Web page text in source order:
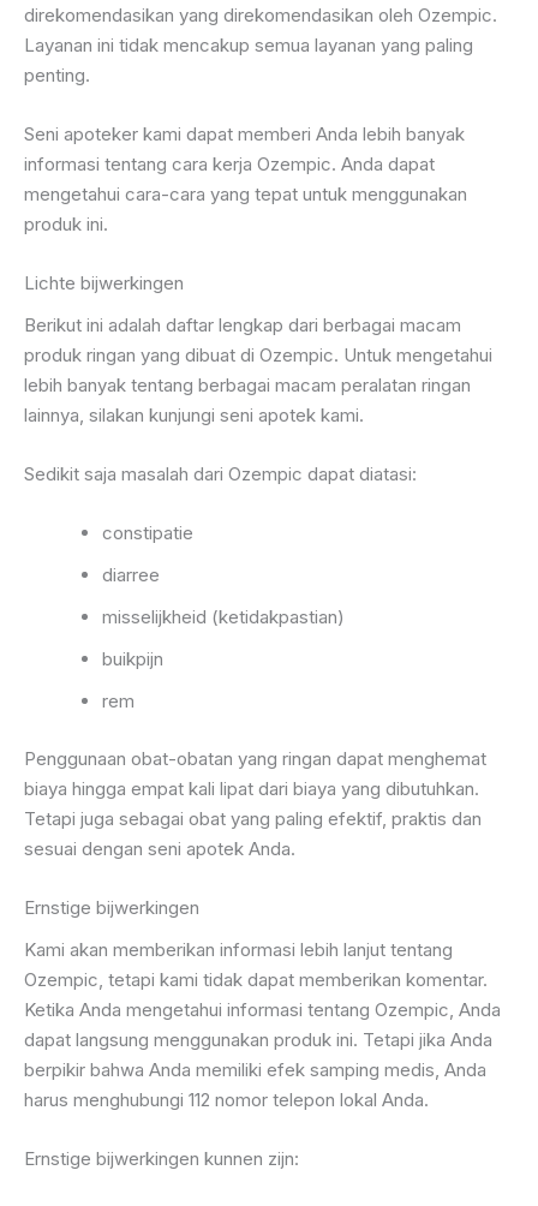
direkomendasikan yang direkomendasikan oleh Ozempic.
Layanan ini tidak mencakup semua layanan yang paling
penting.
Seni apoteker kami dapat memberi Anda lebih banyak
informasi tentang cara kerja Ozempic. Anda dapat
mengetahui cara-cara yang tepat untuk menggunakan
produk ini.
Lichte bijwerkingen
Berikut ini adalah daftar lengkap dari berbagai macam
produk ringan yang dibuat di Ozempic. Untuk mengetahui
lebih banyak tentang berbagai macam peralatan ringan
lainnya, silakan kunjungi seni apotek kami.
Sedikit saja masalah dari Ozempic dapat diatasi:
constipatie
diarree
misselijkheid (ketidakpastian)
buikpijn
rem
Penggunaan obat-obatan yang ringan dapat menghemat
biaya hingga empat kali lipat dari biaya yang dibutuhkan.
Tetapi juga sebagai obat yang paling efektif, praktis dan
sesuai dengan seni apotek Anda.
Ernstige bijwerkingen
Kami akan memberikan informasi lebih lanjut tentang
Ozempic, tetapi kami tidak dapat memberikan komentar.
Ketika Anda mengetahui informasi tentang Ozempic, Anda
dapat langsung menggunakan produk ini. Tetapi jika Anda
berpikir bahwa Anda memiliki efek samping medis, Anda
harus menghubungi 112 nomor telepon lokal Anda.
Ernstige bijwerkingen kunnen zijn: